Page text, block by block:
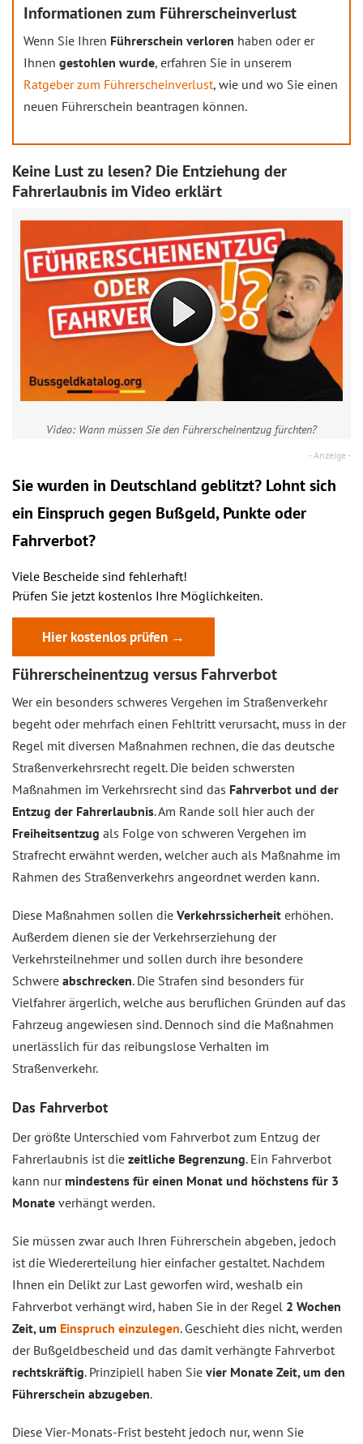
Informationen zum Führerscheinverlust
Wenn Sie Ihren Führerschein verloren haben oder er
Ihnen gestohlen wurde, erfahren Sie in unserem
Ratgeber zum Führerscheinverlust, wie und wo Sie einen
neuen Führerschein beantragen können.
Keine Lust zu lesen? Die Entziehung der
Fahrerlaubnis im Video erklärt
Video: Wann müssen Sie den Führerscheinentzug fürchten?
Sie wurden in Deutschland geblitzt? Lohnt sich
ein Einspruch gegen Bußgeld, Punkte oder
Fahrverbot?
Viele Bescheide sind fehlerhaft!
Prüfen Sie jetzt kostenlos Ihre Möglichkeiten.
Hier kostenlos prüfen →
Führerscheinentzug versus Fahrverbot
Wer ein besonders schweres Vergehen im Straßenverkehr
begeht oder mehrfach einen Fehltritt verursacht, muss in der
Regel mit diversen Maßnahmen rechnen, die das deutsche
Straßenverkehrsrecht regelt. Die beiden schwersten
Maßnahmen im Verkehrsrecht sind das Fahrverbot und der
Entzug der Fahrerlaubnis. Am Rande soll hier auch der
Freiheitsentzug als Folge von schweren Vergehen im
Strafrecht erwähnt werden, welcher auch als Maßnahme im
Rahmen des Straßenverkehrs angeordnet werden kann.
Diese Maßnahmen sollen die Verkehrssicherheit erhöhen.
Außerdem dienen sie der Verkehrserziehung der
Verkehrsteilnehmer und sollen durch ihre besondere
Schwere abschrecken. Die Strafen sind besonders für
Vielfahrer ärgerlich, welche aus beruflichen Gründen auf das
Fahrzeug angewiesen sind. Dennoch sind die Maßnahmen
unerlässlich für das reibungslose Verhalten im
Straßenverkehr.
Das Fahrverbot
Der größte Unterschied vom Fahrverbot zum Entzug der
Fahrerlaubnis ist die zeitliche Begrenzung. Ein Fahrverbot
kann nur mindestens für einen Monat und höchstens für 3
Monate verhängt werden.
Sie müssen zwar auch Ihren Führerschein abgeben, jedoch
ist die Wiedererteilung hier einfacher gestaltet. Nachdem
Ihnen ein Delikt zur Last geworfen wird, weshalb ein
Fahrverbot verhängt wird, haben Sie in der Regel 2 Wochen
Zeit, um Einspruch einzulegen. Geschieht dies nicht, werden
der Bußgeldbescheid und das damit verhängte Fahrverbot
rechtskräftig. Prinzipiell haben Sie vier Monate Zeit, um den
Führerschein abzugeben.
Diese Vier-Monats-Frist besteht jedoch nur, wenn Sie